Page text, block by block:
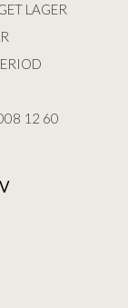
LAGER
12 60